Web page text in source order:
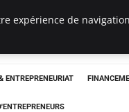
ENTREPRENEURIAT
expérience de